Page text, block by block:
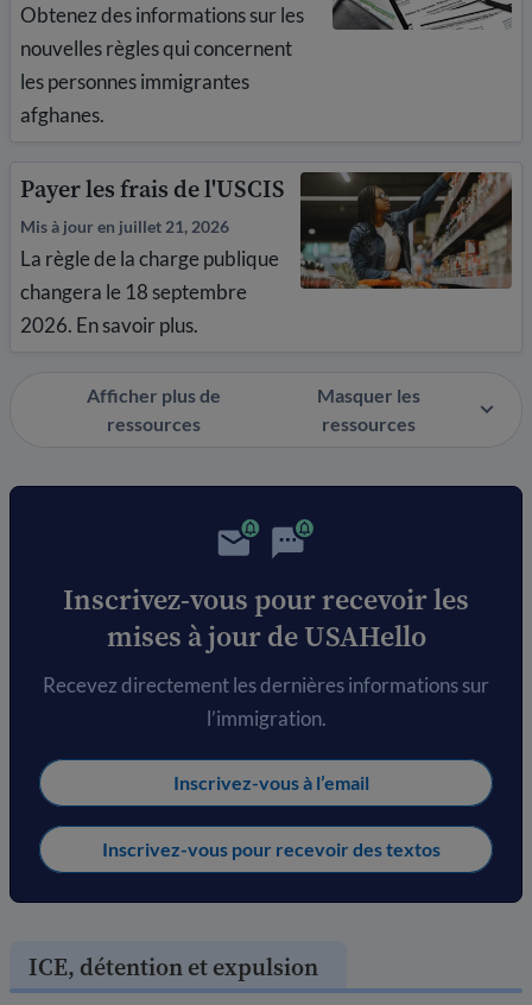
Obtenez des informations sur les
nouvelles règles qui concernent
les personnes immigrantes
afghanes.
Payer les frais de l'USCIS
Mis à jour en juillet 21, 2026
La règle de la charge publique
changera le 18 septembre
2026. En savoir plus.
Afficher plus de
ressources
Masquer les
ressources
Inscrivez-vous pour recevoir les
mises à jour de USAHello
Recevez directement les dernières informations sur
l’immigration.
Inscrivez-vous à l’email
Inscrivez-vous pour recevoir des textos
ICE, détention et expulsion